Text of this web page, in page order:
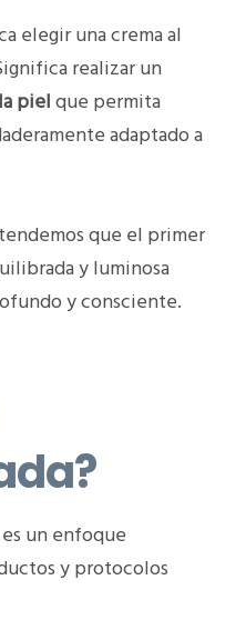
elegir una crema al
realizar un
pielque permita
adaptado a
que el primer
y luminosa
y consciente.
un enfoque
y protocolos